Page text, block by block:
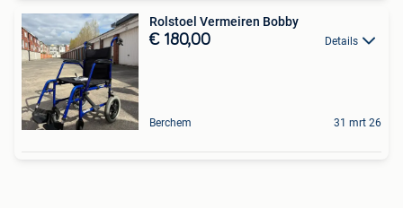
Rolstoel Vermeiren Bobby
€ 180,00 Details
Berchem 31 mrt 26